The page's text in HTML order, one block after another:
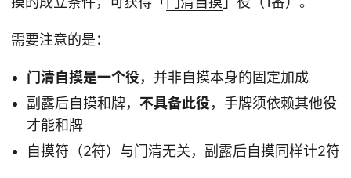
需要注意的是：
门清自摸是一个役，并非自摸本身的固定加成
副露后自摸和牌， 不具备此役，手牌须依赖其他役
才能和牌
自摸符（2符）与门清无关，副露后自摸同样计2符